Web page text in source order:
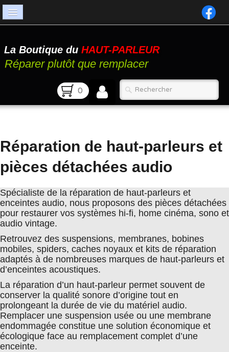
Catalogue
Atelier
La Boutique du HAUT-PARLEUR
Réparer plutôt que remplacer
0
Réparation de haut-parleurs et
pièces détachées audio
Spécialiste de la réparation de haut-parleurs et
enceintes audio, nous proposons des pièces détachées
pour restaurer vos systèmes hi-fi, home cinéma, sono et
audio vintage.
Retrouvez des suspensions, membranes, bobines
mobiles, spiders, caches noyaux et kits de réparation
adaptés à de nombreuses marques de haut-parleurs et
d’enceintes acoustiques.
La réparation d’un haut-parleur permet souvent de
conserver la qualité sonore d’origine tout en
prolongeant la durée de vie du matériel audio.
Remplacer une suspension usée ou une membrane
endommagée constitue une solution économique et
écologique face au remplacement complet d’une
enceinte.